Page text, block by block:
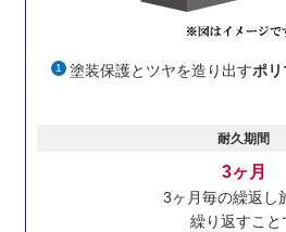
塗装保護とツヤを造り出すポリ
耐久期間
3ヶ月
3ヶ月毎の繰返し
繰り返すこと